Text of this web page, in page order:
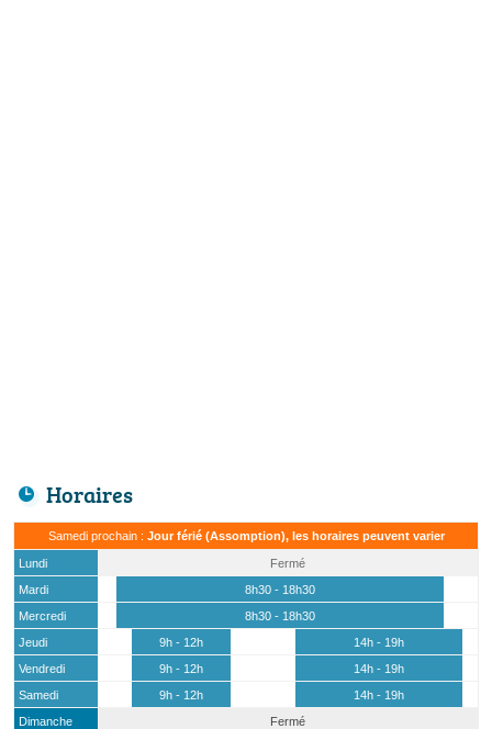
Horaires
Samedi prochain : Jour férié (Assomption), les horaires peuvent varier
Lundi
Fermé
Mardi
8h30 - 18h30
Mercredi
8h30 - 18h30
Jeudi
9h - 12h
14h - 19h
Vendredi
9h - 12h
14h - 19h
Samedi
9h - 12h
14h - 19h
Dimanche
Fermé